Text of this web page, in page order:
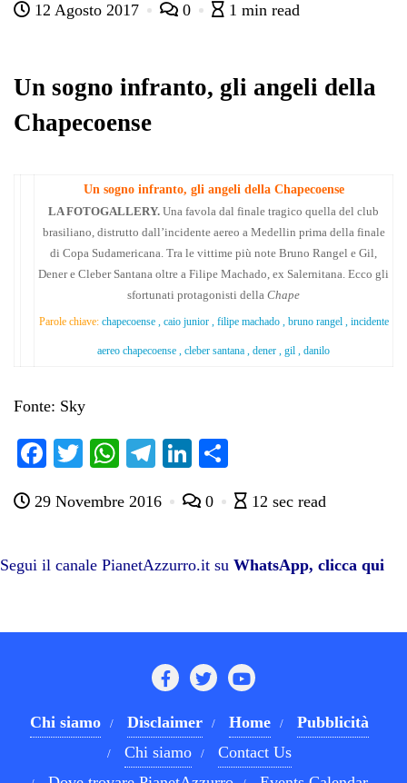
bo tte ts
pp
gr
m
ed di
di
12 Agosto 2017 0 1 min read
Un sogno infranto, gli angeli della
Chapecoense
Un sogno infranto, gli angeli della Chapecoense
LA FOTOGALLERY. Una favola dal finale tragico quella del club
brasiliano, distrutto dall’incidente aereo a Medellin prima della finale
di Copa Sudamericana. Tra le vittime più note Bruno Rangel e Gil,
Dener e Cleber Santana oltre a Filipe Machado, ex Salernitana. Ecco gli
sfortunati protagonisti della Chape
Parole chiave: chapecoense , caio junior , filipe machado , bruno rangel , incidente
aereo chapecoense , cleber santana , dener , gil , danilo
Fonte: Sky
Fa
bo
T
tte
W
ts
pp
Te
gr
m
Li
ed
di
di
29 Novembre 2016 0 12 sec read
Segui il canale PianetAzzurro.it su WhatsApp, clicca qui
Chi siamo Disclaimer Home
Pubblicità
Chi siamo
Contact Us